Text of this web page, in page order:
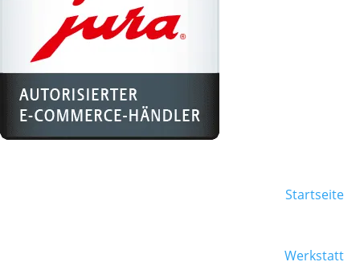
Startseite
Werkstatt